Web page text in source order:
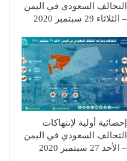
التحالف السعودي في اليمن
– الثلاثاء 29 سبتمبر 2020
إحصائية أولية لإنتهاكات
التحالف السعودي في اليمن
– الأحد 27 سبتمبر 2020